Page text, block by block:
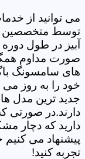
می توانید از
توسط متخصصین
آبیز در طول
صورت مداوم
های سامسونگ
خود را به روز می
جدید ترین مدل
دارند.در صورتی
دارید که دچار
پیشنهاد می کنیم
تجربه کنید!